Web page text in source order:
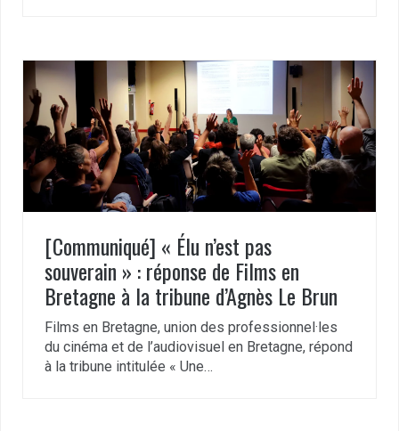
[Communiqué] « Élu n’est pas
souverain » : réponse de Films en
Bretagne à la tribune d’Agnès Le Brun
Films en Bretagne, union des professionnel·les
du cinéma et de l’audiovisuel en Bretagne, répond
à la tribune intitulée « Une…